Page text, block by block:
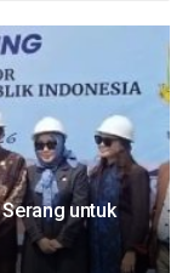
untuk